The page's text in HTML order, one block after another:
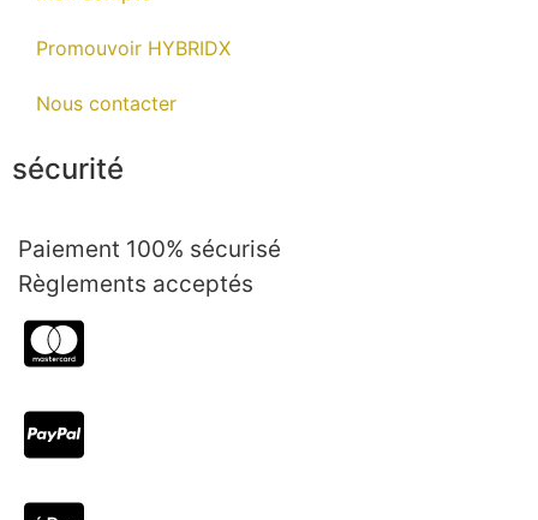
Promouvoir HYBRIDX
Nous contacter
sécurité
Paiement 100% sécurisé
Règlements acceptés